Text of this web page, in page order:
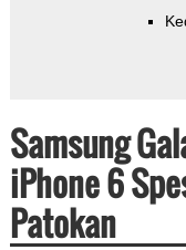
Samsung
iPhone 6
Patokan